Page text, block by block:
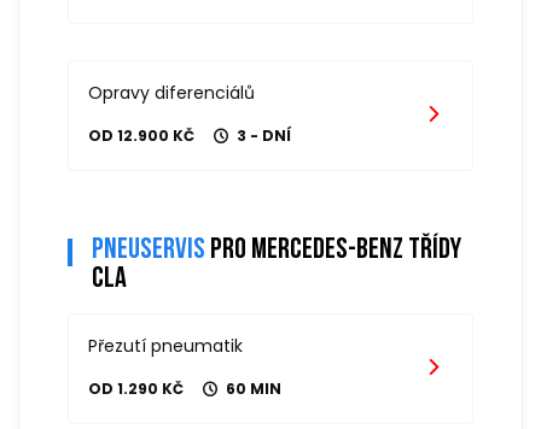
Opravy diferenciálů
OD 12.900 KČ 3 - DNÍ
Pneuservis pro mercedes-benz třídy
cla
Přezutí pneumatik
OD 1.290 KČ 60 MIN